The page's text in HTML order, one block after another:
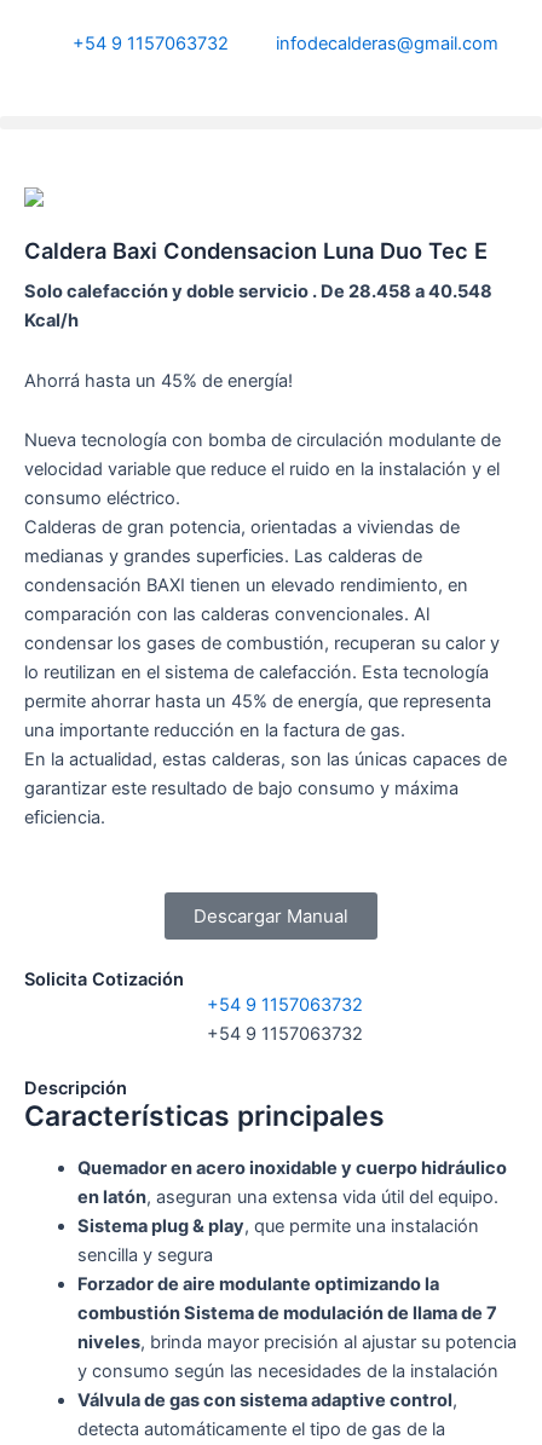
+54 9 1157063732 infodecalderas@gmail.com
Caldera Baxi Condensacion Luna Duo Tec E
Solo calefacción y doble servicio . De 28.458 a 40.548
Kcal/h
Ahorrá hasta un 45% de energía!
Nueva tecnología con bomba de circulación modulante de
velocidad variable que reduce el ruido en la instalación y el
consumo eléctrico.
Calderas de gran potencia, orientadas a viviendas de
medianas y grandes superficies. Las calderas de
condensación BAXI tienen un elevado rendimiento, en
comparación con las calderas convencionales. Al
condensar los gases de combustión, recuperan su calor y
lo reutilizan en el sistema de calefacción. Esta tecnología
permite ahorrar hasta un 45% de energía, que representa
una importante reducción en la factura de gas.
En la actualidad, estas calderas, son las únicas capaces de
garantizar este resultado de bajo consumo y máxima
eficiencia.
Descargar Manual
Solicita Cotización
+54 9 1157063732
+54 9 1157063732
Descripción
Características principales
Quemador en acero inoxidable y cuerpo hidráulico
en latón, aseguran una extensa vida útil del equipo.
Sistema plug & play, que permite una instalación
sencilla y segura
Forzador de aire modulante optimizando la
combustión Sistema de modulación de llama de 7
niveles, brinda mayor precisión al ajustar su potencia
y consumo según las necesidades de la instalación
Válvula de gas con sistema adaptive control,
detecta automáticamente el tipo de gas de la